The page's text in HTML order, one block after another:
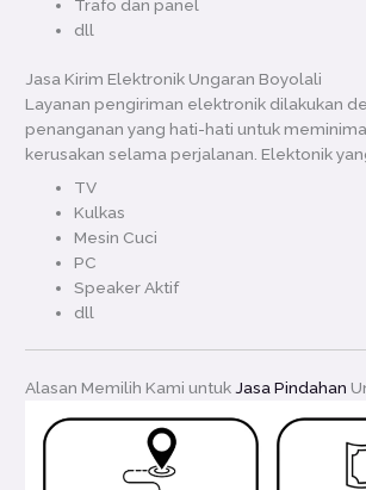
Trafo dan panel
dll
Jasa Kirim Elektronik Ungaran Boyolali
Layanan pengiriman elektronik dilakukan
penanganan yang hati-hati untuk
kerusakan selama perjalanan. Elektonik
TV
Kulkas
Mesin Cuci
PC
Speaker Aktif
dll
Alasan Memilih Kami untuk Jasa Pindahan